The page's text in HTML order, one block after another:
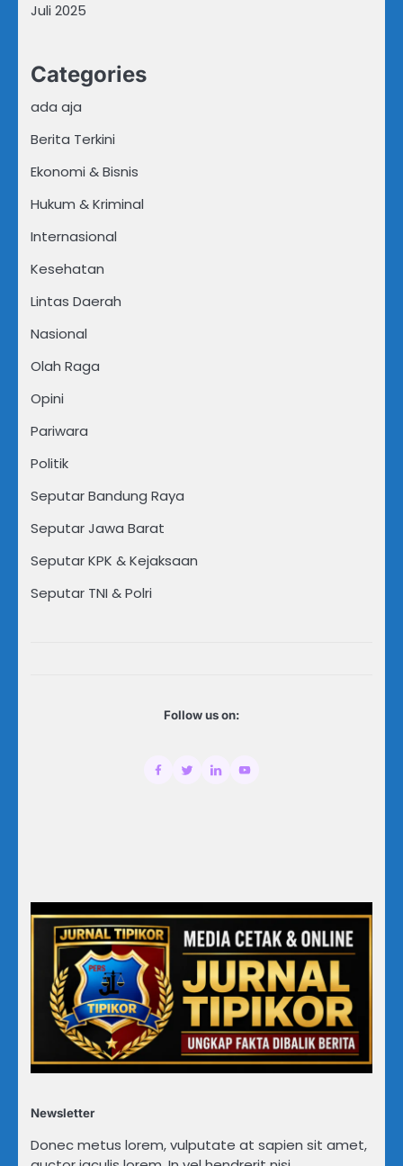
Juli 2025
Categories
ada aja
Berita Terkini
Ekonomi & Bisnis
Hukum & Kriminal
Internasional
Kesehatan
Lintas Daerah
Nasional
Olah Raga
Opini
Pariwara
Politik
Seputar Bandung Raya
Seputar Jawa Barat
Seputar KPK & Kejaksaan
Seputar TNI & Polri
Follow us on:
Newsletter
Donec metus lorem, vulputate at sapien sit amet,